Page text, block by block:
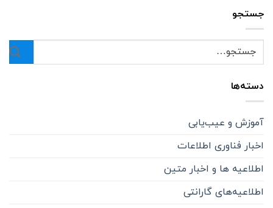
جستجو
دسته‌ها
آموزش و عیب‌یابی
اخبار فناوری اطلاعات
اطلاعیه ها و اخبار متین
اطلاعیه‌‌های گارانتی